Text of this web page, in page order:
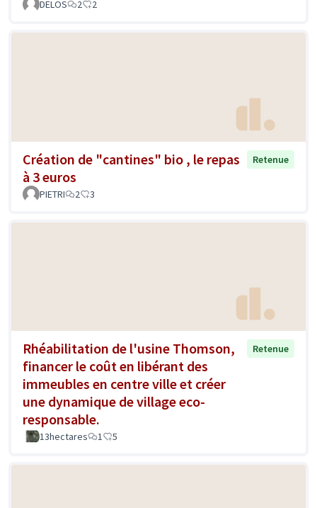
DELOS 2 2
Création de "cantines" bio , le repas
à 3 euros
Retenue
PIETRI 2 3
Rhéabilitation de l'usine Thomson,
financer le coût en libérant des
immeubles en centre ville et créer
une dynamique de village eco-
responsable.
Retenue
13hectares 1 5